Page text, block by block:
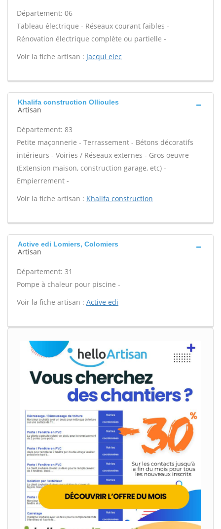
Département: 06
Tableau électrique - Réseaux courant faibles -
Rénovation électrique complète ou partielle -
Voir la fiche artisan : Jacqui elec
Khalifa construction Ollioules
Artisan
Département: 83
Petite maçonnerie - Terrassement - Bétons décoratifs
intérieurs - Voiries / Réseaux externes - Gros oeuvre
(Extension maison, construction garage, etc) -
Empierrement -
Voir la fiche artisan : Khalifa construction
Active edi Lomiers, Colomiers
Artisan
Département: 31
Pompe à chaleur pour piscine -
Voir la fiche artisan : Active edi